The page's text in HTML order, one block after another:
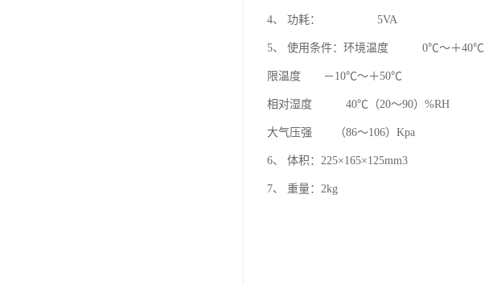
4、 功耗： 5VA
5、 使用条件：环境温度 0℃～＋40℃
限温度 －10℃～＋50℃
相对湿度 40℃（20～90）%RH
大气压强 （86～106）Kpa
6、 体积：225×165×125mm3
7、 重量：2kg